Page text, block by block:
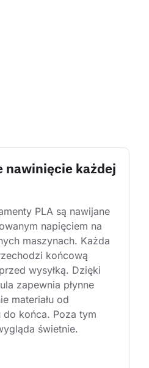
nawinięcie każdej
PLA są nawijane
napięciem na
maszynach. Każda
końcową
wysyłką. Dzięki
zapewnia płynne
materiału od
do końca. Poza tym
świetnie.